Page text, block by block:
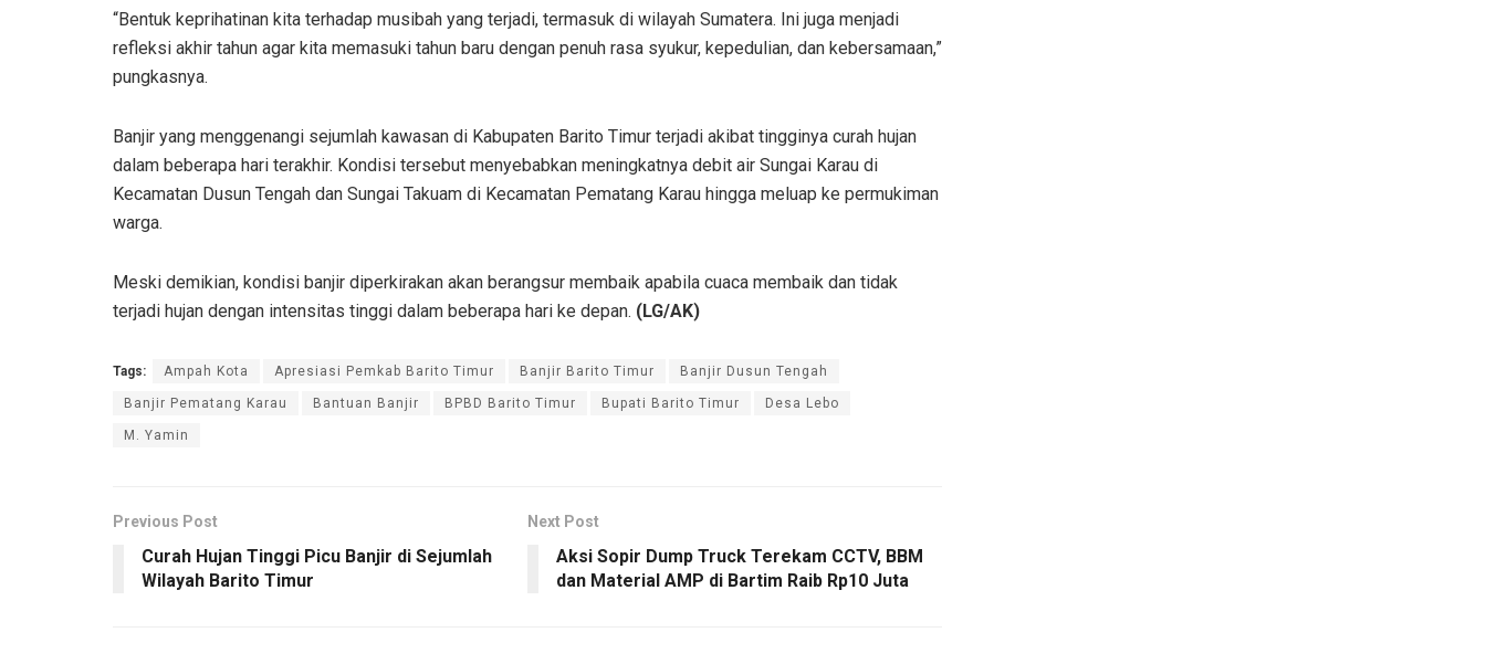
“Bentuk keprihatinan kita terhadap musibah yang terjadi, termasuk di wilayah Sumatera. Ini juga menjadi
refleksi akhir tahun agar kita memasuki tahun baru dengan penuh rasa syukur, kepedulian, dan kebersamaan,”
pungkasnya.
Banjir yang menggenangi sejumlah kawasan di Kabupaten Barito Timur terjadi akibat tingginya curah hujan
dalam beberapa hari terakhir. Kondisi tersebut menyebabkan meningkatnya debit air Sungai Karau di
Kecamatan Dusun Tengah dan Sungai Takuam di Kecamatan Pematang Karau hingga meluap ke permukiman
warga.
Meski demikian, kondisi banjir diperkirakan akan berangsur membaik apabila cuaca membaik dan tidak
terjadi hujan dengan intensitas tinggi dalam beberapa hari ke depan. (LG/AK)
Tags: Ampah Kota Apresiasi Pemkab Barito Timur Banjir Barito Timur Banjir Dusun Tengah
Banjir Pematang Karau Bantuan Banjir BPBD Barito Timur Bupati Barito Timur Desa Lebo
M. Yamin
Previous Post
Curah Hujan Tinggi Picu Banjir di Sejumlah
Wilayah Barito Timur
Next Post
Aksi Sopir Dump Truck Terekam CCTV, BBM
dan Material AMP di Bartim Raib Rp10 Juta